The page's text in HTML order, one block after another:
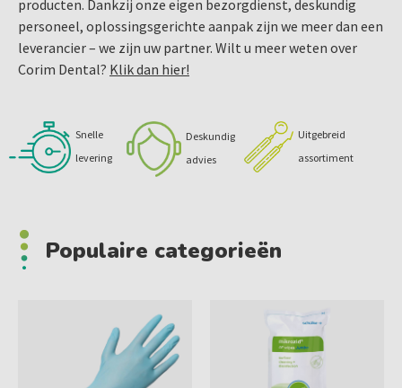
producten. Dankzij onze eigen bezorgdienst, deskundig
personeel, oplossingsgerichte aanpak zijn we meer dan een
leverancier – we zijn uw partner. Wilt u meer weten over
Corim Dental? Klik dan hier!
Snelle
levering
Deskundig
advies
Uitgebreid
assortiment
Populaire categorieën